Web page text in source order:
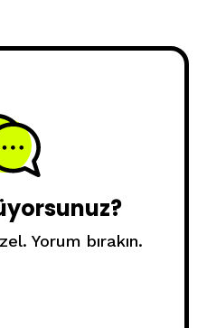
Yorum bırakın.